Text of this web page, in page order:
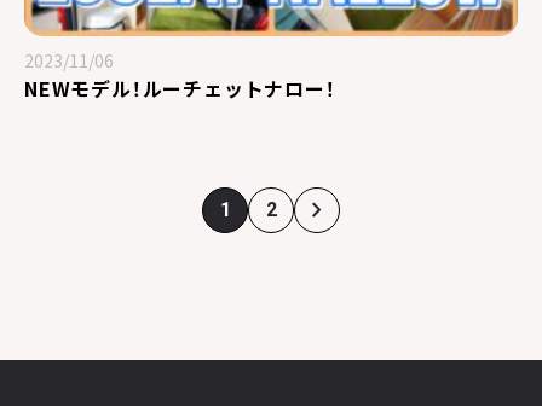
2023/11/06
NEWモデル！ルーチェットナロー！
1 2